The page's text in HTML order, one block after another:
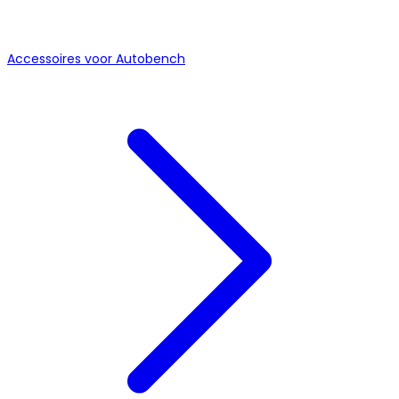
Accessoires voor Autobench